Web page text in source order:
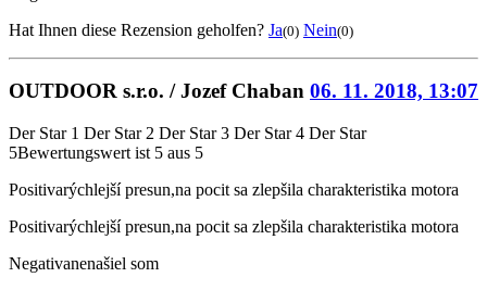
Hat Ihnen diese Rezension geholfen? Ja(0) Nein(0)
OUTDOOR s.r.o. / Jozef Chaban 06. 11. 2018, 13:07
Der Star 1 Der Star 2 Der Star 3 Der Star 4 Der Star
5Bewertungswert ist 5 aus 5
Positivarýchlejší presun,na pocit sa zlepšila charakteristika motora
Positivarýchlejší presun,na pocit sa zlepšila charakteristika motora
Negativanenašiel som